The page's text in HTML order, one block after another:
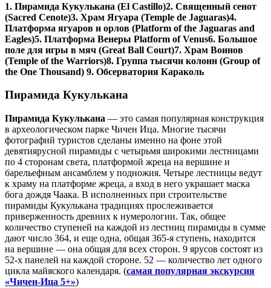
1. Пирамида Кукулькана (El Castillo)2. Священный сенот
(Sacred Cenote)3. Храм Ягуара (Temple de Jaguaras)4.
Платформа ягуаров и орлов (Platform of the Jaguaras and
Eagles)5. Платформа Венеры Platform of Venus6. Большое
поле для игры в мяч (Great Ball Court)7. Храм Воинов
(Temple of the Warriors)8. Группа тысячи колонн (Group of
the One Thousand) 9. Обсерватория Караколь
Пирамида Кукулькана
Пирамида Кукулькана — это самая популярная конструкция
в археологическом парке Чичен Ица. Многие тысячи
фотографий туристов сделаны именно на фоне этой
девятиярусной пирамиды с четырьмя широкими лестницами
по 4 сторонам света, платформой жреца на вершине и
барельефным ансамблем у подножия. Четыре лестницы ведут
к храму на платформе жреца, а вход в него украшает маска
бога дождя Чаака. В исполненных при строительстве
пирамиды Кукулькана традициях прослеживается
приверженность древних к нумерологии. Так, общее
количество ступеней на каждой из лестниц пирамиды в сумме
дают число 364, и еще одна, общая 365-я ступень, находится
на вершине — она общая для всех сторон. 9 ярусов состоят из
52-х панелей на каждой стороне. 52 — количество лет одного
цикла майяского календаря. (самая популярная экскурсия
«Чичен-Ица 5+»)